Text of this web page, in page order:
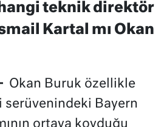
hangi teknik direktör
Kartal mı Okan
Okan Buruk özellikle
serüvenindeki Bayern
ortaya koyduğu